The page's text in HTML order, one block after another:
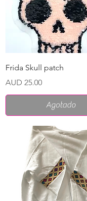
Vista rápida
Frida Skull patch
Precio
AUD 25.00
Agotado